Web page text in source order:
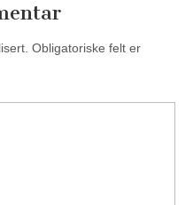
Obligatoriske felt er